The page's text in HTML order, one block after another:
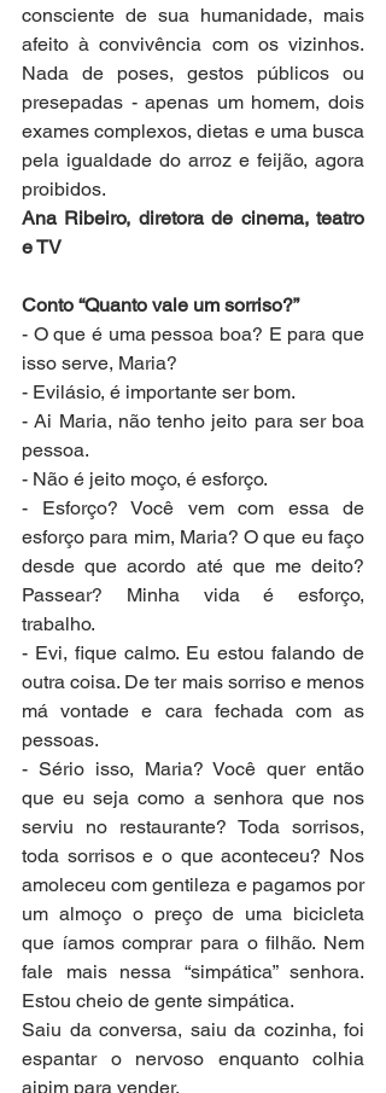
consciente de sua humanidade, mais
afeito à convivência com os vizinhos.
Nada de poses, gestos públicos ou
presepadas - apenas um homem, dois
exames complexos, dietas e uma busca
pela igualdade do arroz e feijão, agora
proibidos.
Ana Ribeiro, diretora de cinema, teatro
e TV
Conto “Quanto vale um sorriso?”
- O que é uma pessoa boa? E para que
isso serve, Maria?
- Evilásio, é importante ser bom.
- Ai Maria, não tenho jeito para ser boa
pessoa.
- Não é jeito moço, é esforço.
- Esforço? Você vem com essa de
esforço para mim, Maria? O que eu faço
desde que acordo até que me deito?
Passear? Minha vida é esforço,
trabalho.
- Evi, fique calmo. Eu estou falando de
outra coisa. De ter mais sorriso e menos
má vontade e cara fechada com as
pessoas.
- Sério isso, Maria? Você quer então
que eu seja como a senhora que nos
serviu no restaurante? Toda sorrisos,
toda sorrisos e o que aconteceu? Nos
amoleceu com gentileza e pagamos por
um almoço o preço de uma bicicleta
que íamos comprar para o filhão. Nem
fale mais nessa “simpática” senhora.
Estou cheio de gente simpática.
Saiu da conversa, saiu da cozinha, foi
espantar o nervoso enquanto colhia
aipim para vender.